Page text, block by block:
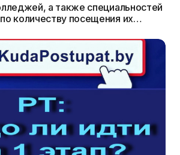
а также специальностей
количеству посещения их